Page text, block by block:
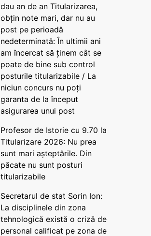
dau an de an Titularizarea,
obțin note mari, dar nu au
post pe perioadă
nedeterminată: În ultimii ani
am încercat să ținem cât se
poate de bine sub control
posturile titularizabile / La
niciun concurs nu poți
garanta de la început
asigurarea unui post
Profesor de Istorie cu 9.70 la
Titularizare 2026: Nu prea
sunt mari așteptările. Din
păcate nu sunt posturi
titularizabile
Secretarul de stat Sorin Ion:
La disciplinele din zona
tehnologică există o criză de
personal calificat pe zona de